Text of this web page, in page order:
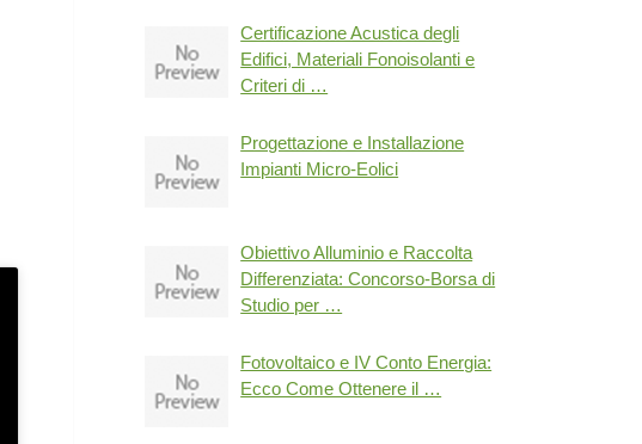
Certificazione Acustica degli
Edifici, Materiali Fonoisolanti e
Criteri di …
Progettazione e Installazione
Impianti Micro-Eolici
Obiettivo Alluminio e Raccolta
Differenziata: Concorso-Borsa di
Studio per …
Fotovoltaico e IV Conto Energia:
Ecco Come Ottenere il …